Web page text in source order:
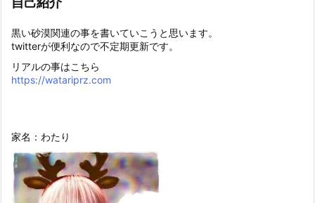
黒い砂漠関連の事を書いていこうと思います。
twitterが便利なので不定期更新です。
リアルの事はこちら
https://watariprz.com
家名：わたり